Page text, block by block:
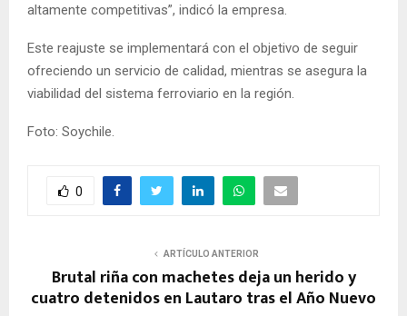
altamente competitivas”, indicó la empresa.
Este reajuste se implementará con el objetivo de seguir
ofreciendo un servicio de calidad, mientras se asegura la
viabilidad del sistema ferroviario en la región.
Foto: Soychile.
0
ARTÍCULO ANTERIOR
Brutal riña con machetes deja un herido y
cuatro detenidos en Lautaro tras el Año Nuevo